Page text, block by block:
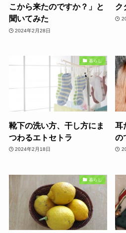
こから来たのですか？」と
聞いてみた
2024年2月28日
ク
暮らし
靴下の洗い方、干し方にま
つわるエトセトラ
2024年2月18日
耳
の
暮らし